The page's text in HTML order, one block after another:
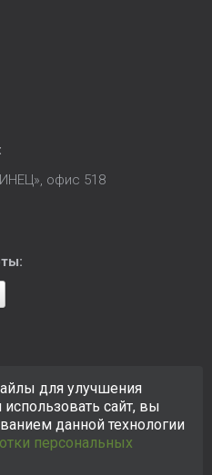
:
офис 518
ksk24.ruсоздан
целях и любая информация
офертой.Политика в
для улучшения
сайт, вы
данной технологии
персональных